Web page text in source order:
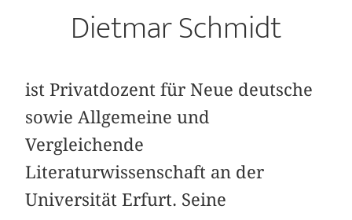
Dietmar Schmidt
ist Privatdozent für Neue deutsche
sowie Allgemeine und
Vergleichende
Literaturwissenschaft an der
Universität Erfurt. Seine